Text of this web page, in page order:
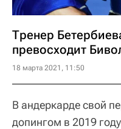
Тренер
превосходит
18 марта 2021, 11:50
В андеркарде свой
допингом в 2019